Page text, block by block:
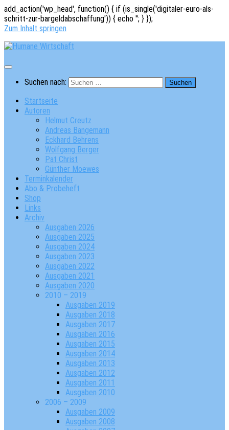
add_action('wp_head', function() { if (is_single('digitaler-euro-als-
schritt-zur-bargeldabschaffung')) { echo ''; } });
Zum Inhalt springen
Suchen nach:
Startseite
Autoren
Helmut Creutz
Andreas Bangemann
Eckhard Behrens
Wolfgang Berger
Pat Christ
Günther Moewes
Terminkalender
Abo & Probeheft
Shop
Links
Archiv
Ausgaben 2026
Ausgaben 2025
Ausgaben 2024
Ausgaben 2023
Ausgaben 2022
Ausgaben 2021
Ausgaben 2020
2010 – 2019
Ausgaben 2019
Ausgaben 2018
Ausgaben 2017
Ausgaben 2016
Ausgaben 2015
Ausgaben 2014
Ausgaben 2013
Ausgaben 2012
Ausgaben 2011
Ausgaben 2010
2006 – 2009
Ausgaben 2009
Ausgaben 2008